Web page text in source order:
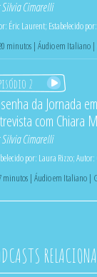
Silvia Cimarelli
Éric Laurent; Estabelecido por:
minutos | Áudio em Italiano |
2
da Jornada
com Chiara
Silvia Cimarelli
por: Laura Rizzo;Autor:
minutos | Áudio em Italiano |